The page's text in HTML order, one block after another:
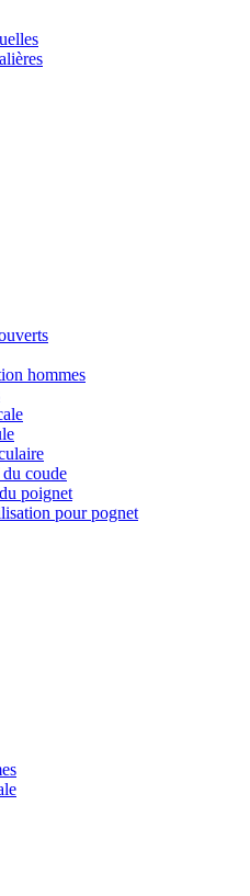
hommes
coude
poignet
pour pognet